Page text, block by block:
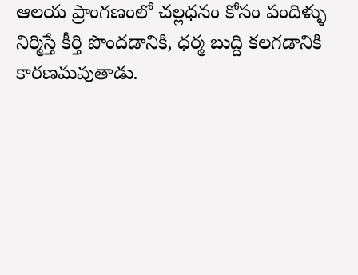
ఆలయ ప్రాంగణంలో చల్లధనం కోసం పందిళ్ళు
నిర్మిస్తే కీర్తి పొందడానికి, ధర్మ బుద్ది కలగడానికి
కారణమవుతాడు.